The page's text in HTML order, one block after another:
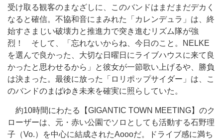
受け取る観客のまなざしに、このバンドはまだまだデカく
なると確信。不協和音にまみれた「カレンデュラ」は、終
始すさまじい破壊力と推進力で突き進むリズム隊が強
烈！ そして、「忘れないからね、今日のこと。NELKE
を選んで良かった、大切な日曜日にライブハウスに来て良
かったと思わせるから」と彼女が一節歌い上げるや、勝負
は決まった。最後に放った「ロリポップサイダー」は、こ
のバンドのまばゆき未来を確実に照らしていた。
約10時間にわたる【GIGANTIC TOWN MEETING】のク
ローザーは、元・赤い公園でソロとしても活動する石野理
子（Vo.）を中心に結成されたAoooだ。ドライブ感に満ち